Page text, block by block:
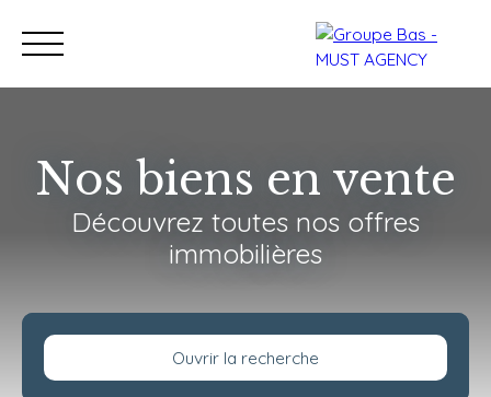
Acheter Vendre Programmes
Nos biens en vente
Découvrez toutes nos offres
immobilières
Ouvrir la recherche